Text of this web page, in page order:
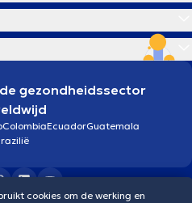
gezondheidssector
ColombiaEcuadorGuatemala
cookies om de werking en